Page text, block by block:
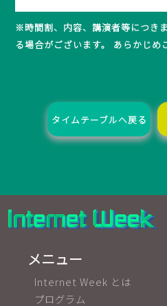
※時間割、内容、講演者等につき
る場合がございます。 あらかじめ
タイムテーブルへ戻る
メニュー
Internet Week とは
プログラム